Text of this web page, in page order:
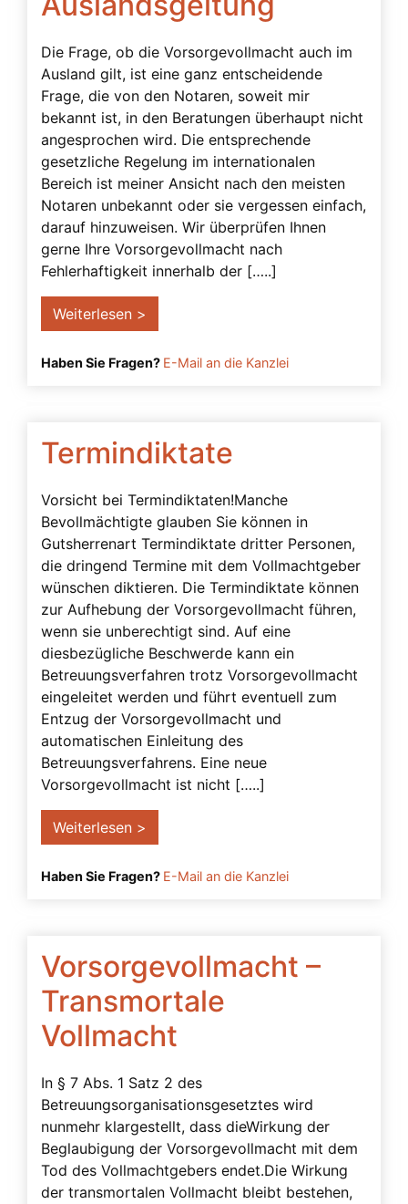
Die Frage, ob die Vorsorgevollmacht auch im
Ausland gilt, ist eine ganz entscheidende
Frage, die von den Notaren, soweit mir
bekannt ist, in den Beratungen überhaupt nicht
angesprochen wird. Die entsprechende
gesetzliche Regelung im internationalen
Bereich ist meiner Ansicht nach den meisten
Notaren unbekannt oder sie vergessen einfach,
darauf hinzuweisen. Wir überprüfen Ihnen
gerne Ihre Vorsorgevollmacht nach
Fehlerhaftigkeit innerhalb der […..]
Weiterlesen >
Haben Sie Fragen? E-Mail an die Kanzlei
Termindiktate
Vorsicht bei Termindiktaten!Manche
Bevollmächtigte glauben Sie können in
Gutsherrenart Termindiktate dritter Personen,
die dringend Termine mit dem Vollmachtgeber
wünschen diktieren. Die Termindiktate können
zur Aufhebung der Vorsorgevollmacht führen,
wenn sie unberechtigt sind. Auf eine
diesbezügliche Beschwerde kann ein
Betreuungsverfahren trotz Vorsorgevollmacht
eingeleitet werden und führt eventuell zum
Entzug der Vorsorgevollmacht und
automatischen Einleitung des
Betreuungsverfahrens. Eine neue
Vorsorgevollmacht ist nicht […..]
Weiterlesen >
Haben Sie Fragen? E-Mail an die Kanzlei
Vorsorgevollmacht –
Transmortale
Vollmacht
In § 7 Abs. 1 Satz 2 des
Betreuungsorganisationsgesetztes wird
nunmehr klargestellt, dass dieWirkung der
Beglaubigung der Vorsorgevollmacht mit dem
Tod des Vollmachtgebers endet.Die Wirkung
der transmortalen Vollmacht bleibt bestehen,
Vollmachten – Beglaubigung abgelehnt
Vorrang der Vorsorgevollmacht
Vorsorgevollmacht – Anbieter prüfen
Vorsorgevollmacht – Ausland
Vorsorgevollmacht – dringend notwendig
Vorsorgevollmacht – Gesonderte
Bankvollmacht
Vorsorgevollmacht – Vergütungshöhe
Vorsorgevollmacht – Vergütungsvereinbarung
fehlt
Vorsorgevollmacht durch Eltern
Vorsorgevollmacht nach Trennung oder
Vorsorgevollmacht von A bis Z
Missbrauchsproblematik
Vorsorgevollmachten – Bedingungen von
Banken
wann Ersatzbevollmächtigte
Widerruf einer Vorsorgevollmacht
Wohnort
Zeugen